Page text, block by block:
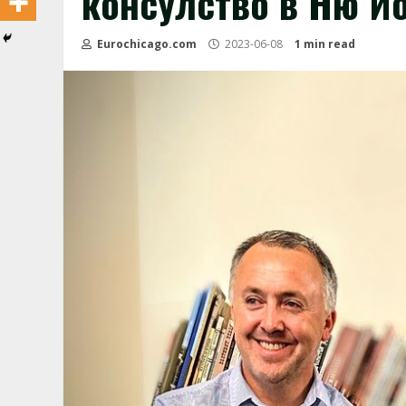
Eurochicago.com 2023-06-08 1 min read